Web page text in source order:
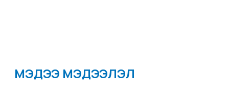
МЭДЭЭ МЭДЭЭЛЭЛ